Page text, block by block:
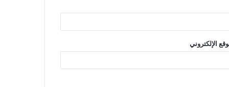
الإلكتروني